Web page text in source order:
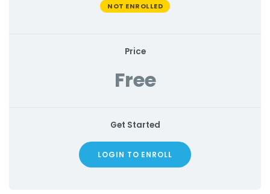
NOT ENROLLED
Price
Free
Get Started
LOGIN TO ENROLL